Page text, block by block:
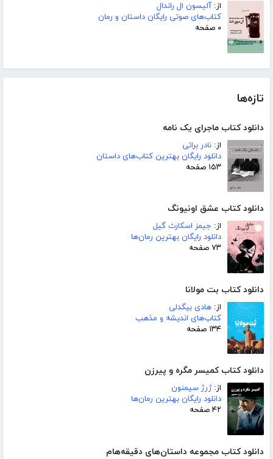
از: آلیسون ال راندال
کتاب‌های صوتی رایگان داستان و رمان
۰ صفحه
تازه‌ها
دانلود کتاب ماجرای یک نامه
از: نادر براتی
دانلود رایگان بهترین کتاب‌های داستان
۱۵۳ صفحه
دانلود کتاب عشق اونیونگ
از: جیمز اسکارث گیل
دانلود رایگان بهترین رمان‌ها
۷۳ صفحه
دانلود کتاب بت مولانا
از: هادی بیگدلی
کتاب‌های اندیشه و مذهب
۱۳۴ صفحه
دانلود کتاب کمیسر مگره و پیرزن
از:ژرژ سیمنون
دانلود رایگان بهترین رمان‌ها
۴۲ صفحه
دانلود کتاب مجموعه داستان‌های دقیقه‌هام